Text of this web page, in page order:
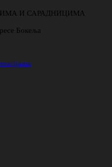
И САРАДНИЦИМА
Бокеља